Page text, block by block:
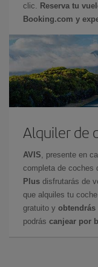
clic.
Reserva tu
Booking.com y
Alquiler de
AVIS , presente en
completa de coches
Plus disfrutarás de
que alquiles tu
gratuito y obtendrás
podrás canjear por